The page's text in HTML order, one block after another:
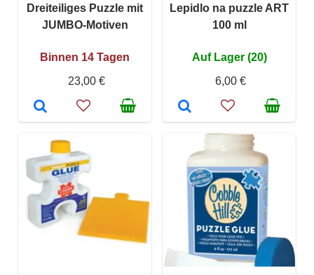
Dreiteiliges Puzzle mit
JUMBO-Motiven
Binnen 14 Tagen
23,00 €
Lepidlo na puzzle ART
100 ml
Auf Lager (20)
6,00 €